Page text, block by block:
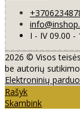
I - IV 09.00 -
2026 © Visos
be autorių
Elektroninių
Rašyk
Skambink